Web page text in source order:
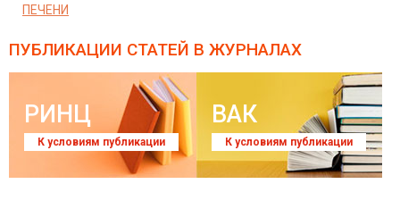
ПЕЧЕНИ
ПУБЛИКАЦИИ СТАТЕЙ В ЖУРНАЛАХ
РИНЦ
К условиям публикации
ВАК
К условиям публикации